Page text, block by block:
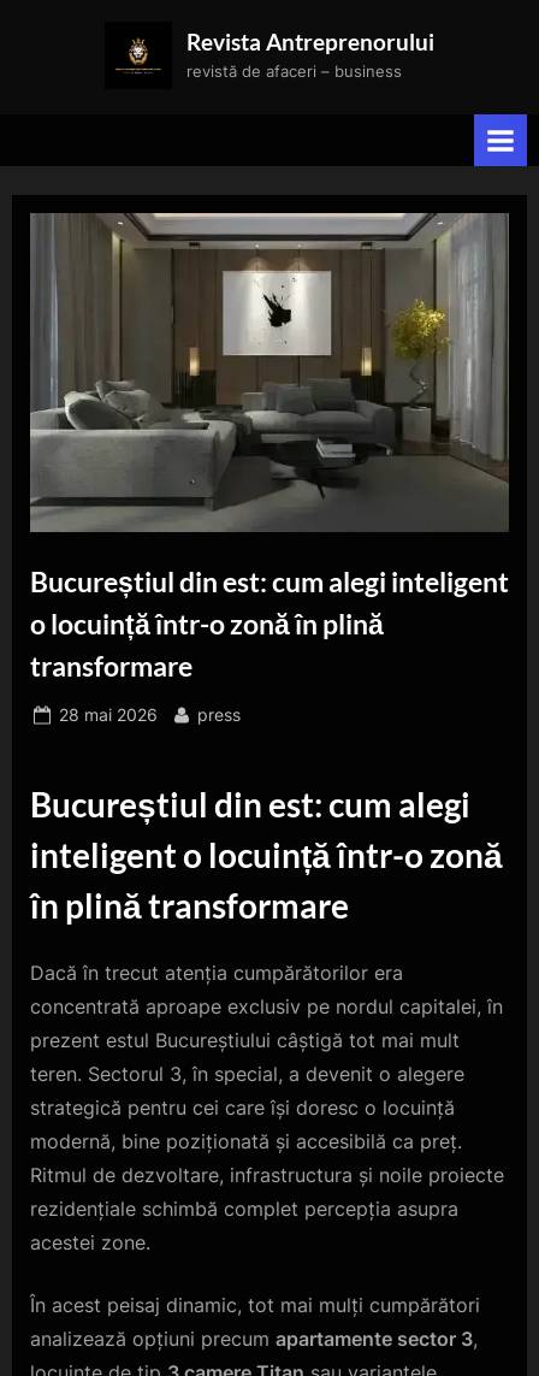
Revista Antreprenorului
revistă de afaceri – business
Bucureștiul din est: cum alegi inteligent
o locuință într-o zonă în plină
transformare
Posted
28 mai 2026 By
press
Bucureștiul din est: cum alegi
inteligent o locuință într-o zonă
în plină transformare
Dacă în trecut atenția cumpărătorilor era
concentrată aproape exclusiv pe nordul capitalei, în
prezent estul Bucureștiului câștigă tot mai mult
teren. Sectorul 3, în special, a devenit o alegere
strategică pentru cei care își doresc o locuință
modernă, bine poziționată și accesibilă ca preț.
Ritmul de dezvoltare, infrastructura și noile proiecte
rezidențiale schimbă complet percepția asupra
acestei zone.
În acest peisaj dinamic, tot mai mulți cumpărători
analizează opțiuni precum apartamente sector 3,